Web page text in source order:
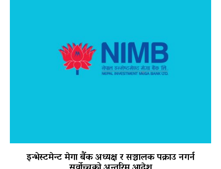
इन्भेस्टमेन्ट मेगा बैंक अध्यक्ष र सञ्चालक पक्राउ नगर्न